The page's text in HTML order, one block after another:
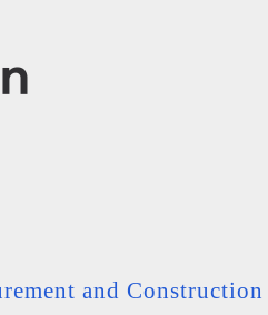
and Construction